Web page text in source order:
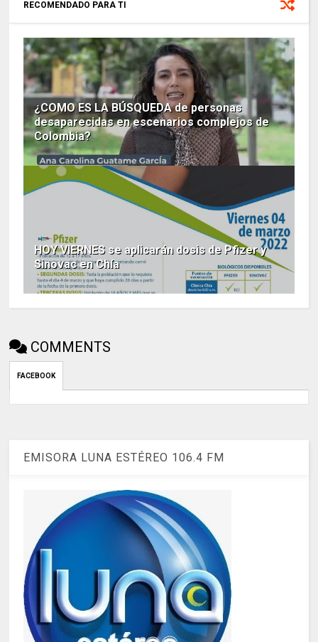
RECOMENDADO PARA TI
¿COMO ES LA BÚSQUEDA de personas
desaparecidas en escenarios complejos de
Colombia?
HOY VIERNES se aplicarán dosis de Pfizer y
Sinovac en Chía
COMMENTS
FACEBOOK
EMISORA LUNA ESTÉREO 106.4 FM